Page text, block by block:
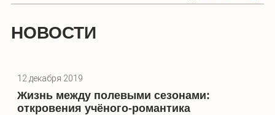
НОВОСТИ
12 декабря 2019
Жизнь между полевыми сезонами:
откровения учёного-романтика